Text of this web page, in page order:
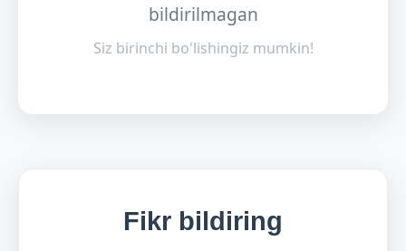
bildirilmagan
Siz birinchi bo'lishingiz mumkin!
Fikr bildiring